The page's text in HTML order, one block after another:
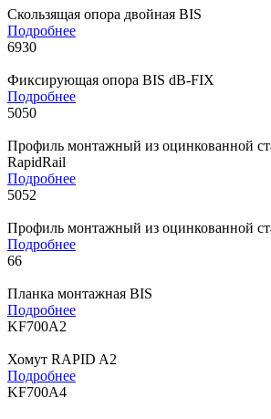
Скользящая опора двойная BIS
Подробнее
6930
Фиксирующая опора BIS dB-FIX
Подробнее
5050
Профиль монтажный из оцинкованной
RapidRail
Подробнее
5052
Профиль монтажный из оцинкованной
Подробнее
66
Планка монтажная BIS
Подробнее
KF700A2
Хомут RAPID A2
Подробнее
KF700A4